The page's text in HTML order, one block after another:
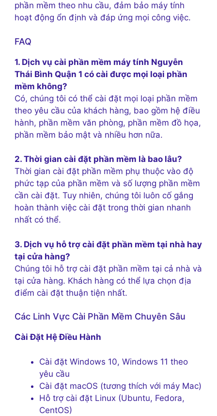
phần mềm theo nhu cầu, đảm bảo máy tính
hoạt động ổn định và đáp ứng mọi công việc.
FAQ
1. Dịch vụ cài phần mềm máy tính Nguyễn
Thái Bình Quận 1 có cài được mọi loại phần
mềm không?
Có, chúng tôi có thể cài đặt mọi loại phần mềm
theo yêu cầu của khách hàng, bao gồm hệ điều
hành, phần mềm văn phòng, phần mềm đồ họa,
phần mềm bảo mật và nhiều hơn nữa.
2. Thời gian cài đặt phần mềm là bao lâu?
Thời gian cài đặt phần mềm phụ thuộc vào độ
phức tạp của phần mềm và số lượng phần mềm
cần cài đặt. Tuy nhiên, chúng tôi luôn cố gắng
hoàn thành việc cài đặt trong thời gian nhanh
nhất có thể.
3. Dịch vụ hỗ trợ cài đặt phần mềm tại nhà hay
tại cửa hàng?
Chúng tôi hỗ trợ cài đặt phần mềm tại cả nhà và
tại cửa hàng. Khách hàng có thể lựa chọn địa
điểm cài đặt thuận tiện nhất.
Các Linh Vực Cài Phần Mềm Chuyên Sâu
Cài Đặt Hệ Điều Hành
Cài đặt Windows 10, Windows 11 theo
yêu cầu
Cài đặt macOS (tương thích với máy Mac)
Hỗ trợ cài đặt Linux (Ubuntu, Fedora,
CentOS)